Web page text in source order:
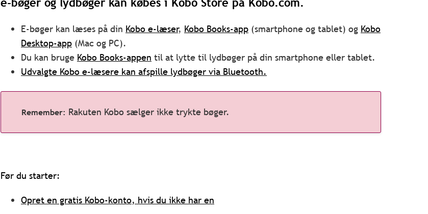
e-bøger og lydbøger kan købes i Kobo Store på Kobo.com.
E-bøger kan læses på din Kobo e-læser, Kobo Books-app (smartphone og tablet) og Kobo
Desktop-app (Mac og PC).
Du kan bruge Kobo Books-appen til at lytte til lydbøger på din smartphone eller tablet.
Udvalgte Kobo e-læsere kan afspille lydbøger via Bluetooth.
Rakuten Kobo sælger ikke trykte bøger.
Før du starter:
Opret en gratis Kobo-konto, hvis du ikke har en